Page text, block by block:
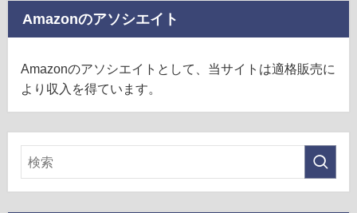
Amazonのアソシエイト
Amazonのアソシエイトとして、当サイトは適格販売に
より収入を得ています。